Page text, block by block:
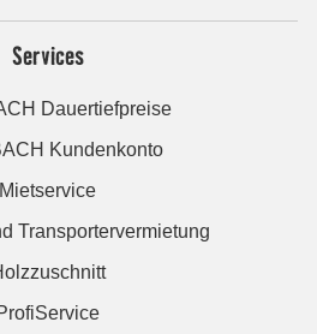
Services
Dauertiefpreise
Kundenkonto
Mietservice
Transportervermietung